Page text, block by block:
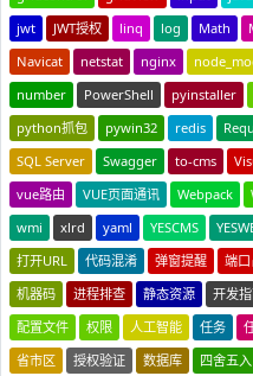
jwt
JWT授权 linq log Math
Navicat
netstat nginx
number
PowerShell pyinstaller
python抓包
pywin32 redis
SQL Server
Swagger to-cms
vue路由
VUE页面通讯 Webpack
wmi
xlrd yaml YESCMS
打开URL
代码混淆 弹窗提醒 端
机器码
进程排查 静态资源 开发
配置文件
权限 人工智能 任务
省市区
授权验证 数据库 四舍五入